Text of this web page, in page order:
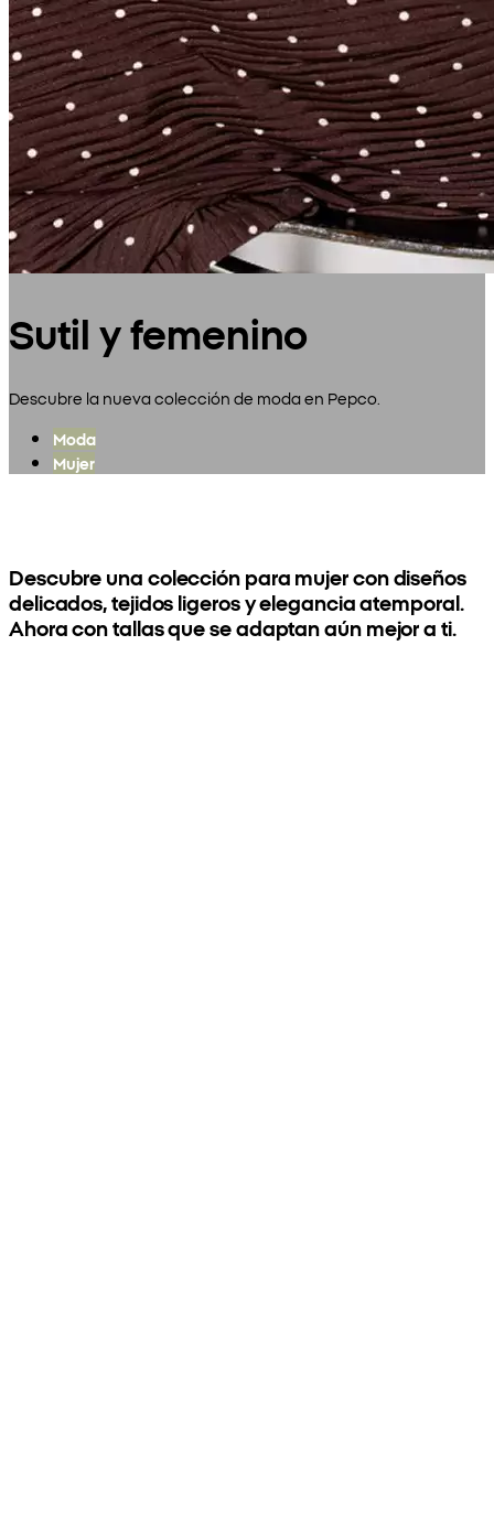
Sutil y femenino
Descubre la nueva colección de moda en Pepco.
Moda
Mujer
Descubre una colección para mujer con diseños
delicados, tejidos ligeros y elegancia atemporal.
Ahora con tallas que se adaptan aún mejor a ti.